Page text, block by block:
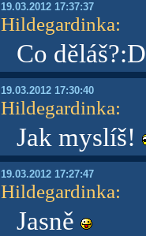
19.03.2012 17:37:37
Hildegardinka:
Co děláš?:D
19.03.2012 17:30:40
Hildegardinka:
Jak myslíš!
19.03.2012 17:27:47
Hildegardinka:
Jasně